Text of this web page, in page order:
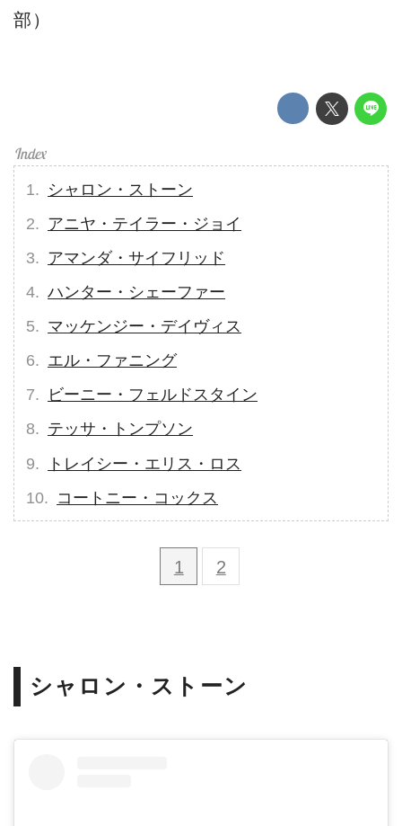
部）
シャロン・ストーン
アニヤ・テイラー・ジョイ
アマンダ・サイフリッド
ハンター・シェーファー
マッケンジー・デイヴィス
エル・ファニング
ビーニー・フェルドスタイン
テッサ・トンプソン
トレイシー・エリス・ロス
コートニー・コックス
1 2
シャロン・ストーン